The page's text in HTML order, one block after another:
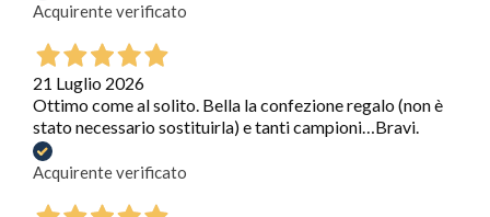
Acquirente verificato
21 Luglio 2026
Ottimo come al solito. Bella la confezione regalo (non è
stato necessario sostituirla) e tanti campioni…Bravi.
Acquirente verificato